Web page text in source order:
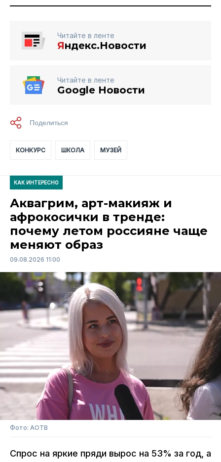
Читайте в ленте
Яндекс.Новости
Читайте в ленте
Google Новости
КОНКУРС ШКОЛА МУЗЕЙ
КАК ИНТЕРЕСНО
Аквагрим, арт-макияж и
афрокосички в тренде:
почему летом россияне чаще
меняют образ
09.08.2026 11:00
Фото: АОТВ
Спрос на яркие пряди вырос на 53% за год, а